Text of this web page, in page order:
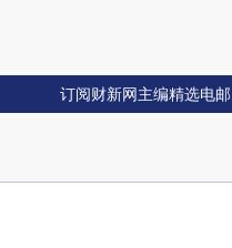
订阅财新网主编精选电邮